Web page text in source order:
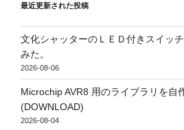
最近更新された投稿
文化シャッターのＬＥＤ付きスイッ
みた。
2026-08-06
Microchip AVR8 用のライブラリを自
(DOWNLOAD)
2026-08-04